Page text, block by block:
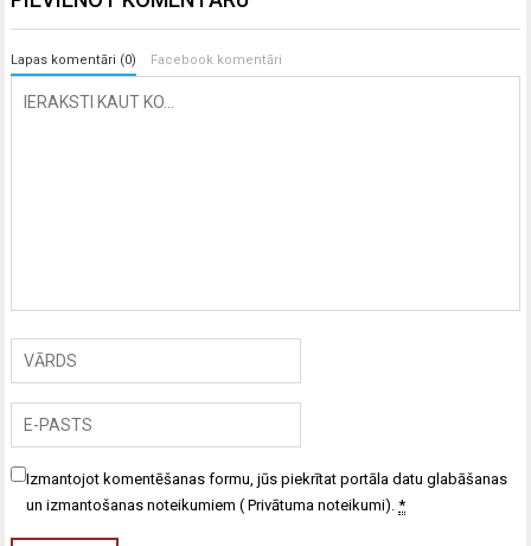
Lapas komentāri (0) Facebook komentāri
Izmantojot komentēšanas formu, jūs piekrītat portāla datu glabāšanas
un izmantošanas noteikumiem ( Privātuma noteikumi).*